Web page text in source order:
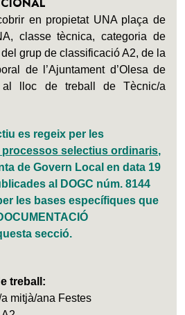
en propietat UNA plaça de
classe tècnica, categoria de
grup de classificació A2, de la
de l’Ajuntament d’Olesa de
al lloc de treball de Tècnic/a
es regeix per les
processos selectius ordinaris,
de Govern Local en data 19
al DOGC núm. 8144
les bases específiques que
secció.
treball:
mitjà/ana Festes